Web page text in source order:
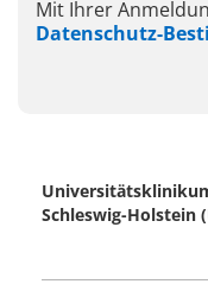
Mit Ihrer
Datenschutz-
Schleswig-Holstein